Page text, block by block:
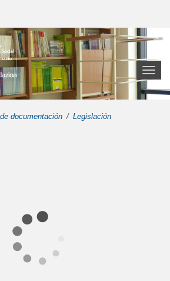
Toggle
documentación Legislación